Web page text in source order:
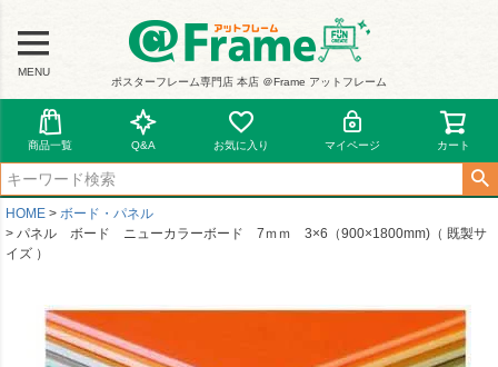
MENU
ポスターフレーム専門店 本店 ＠Frame アットフレーム
商品一覧 Q&A お気に入り マイページ カート
HOME
ボード・パネル
パネル ボード ニューカラーボード 7ｍｍ 3×6（900×1800mm)（ 既製サ
イズ ）